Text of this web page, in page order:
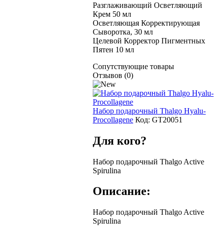
Разглаживающий Осветляющий
Крем 50 мл
Осветляющая Корректирующая
Сыворотка, 30 мл
Целевой Корректор Пигментных
Пятен 10 мл
Сопутствующие товары
Отзывов (0)
Набор подарочный Thalgo Hyalu-
Procollagene Код: GT20051
Для кого?
Набор подарочный Thalgo Active
Spirulina
Описание:
Набор подарочный Thalgo Active
Spirulina